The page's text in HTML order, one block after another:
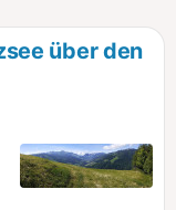
über den